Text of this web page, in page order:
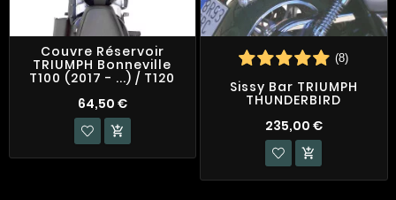
Couvre Réservoir
TRIUMPH Bonneville
T100 (2017 - ...) / T120
64,50 €

(8)
Sissy Bar TRIUMPH
THUNDERBIRD
235,00 €
